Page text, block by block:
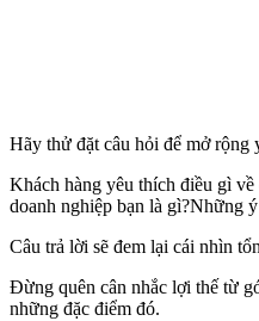
Hãy thử đặt câu hỏi để mở rộng
Khách hàng yêu thích điều gì
doanh nghiệp bạn là gì?Những
Câu trả lời sẽ đem lại cái nhìn
Đừng quên cân nhắc lợi thế từ
những đặc điểm đó.